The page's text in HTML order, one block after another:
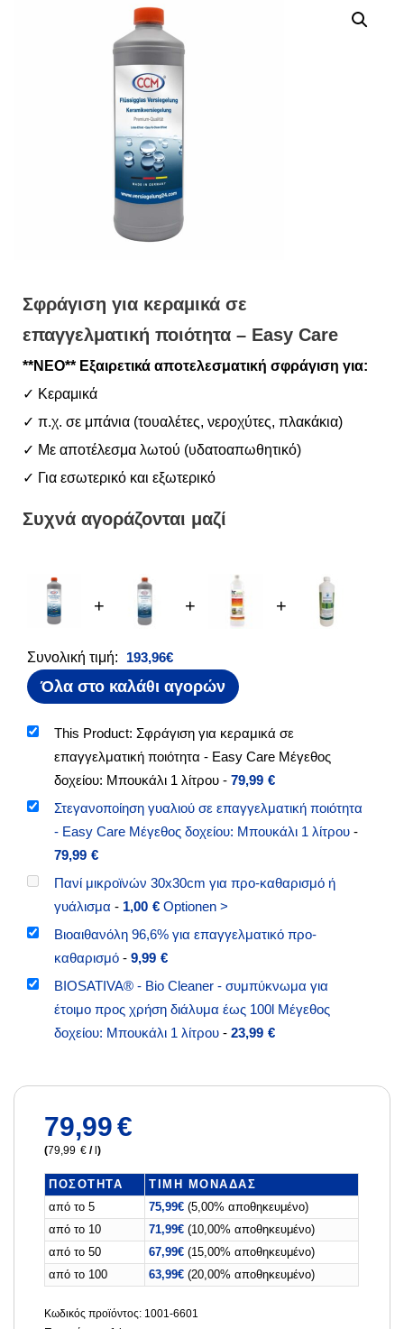
Σφράγιση για κεραμικά σε
επαγγελματική ποιότητα – Easy Care
**ΝΕΟ** Εξαιρετικά αποτελεσματική σφράγιση για:
✓ Κεραμικά
✓ π.χ. σε μπάνια (τουαλέτες, νεροχύτες, πλακάκια)
✓ Με αποτέλεσμα λωτού (υδατοαπωθητικό)
✓ Για εσωτερικό και εξωτερικό
Συχνά αγοράζονται μαζί
+ + +
Συνολική τιμή: 193,96€
Όλα στο καλάθι αγορών
This Product: Σφράγιση για κεραμικά σε
επαγγελματική ποιότητα - Easy Care Μέγεθος
δοχείου: Μπουκάλι 1 λίτρου - 79,99 €
Στεγανοποίηση γυαλιού σε επαγγελματική ποιότητα
- Easy Care Μέγεθος δοχείου: Μπουκάλι 1 λίτρου -
79,99 €
Πανί μικροϊνών 30x30cm για προ-καθαρισμό ή
γυάλισμα - 1,00 € Optionen >
Βιοαιθανόλη 96,6% για επαγγελματικό προ-
καθαρισμό - 9,99 €
BIOSATIVA® - Bio Cleaner - συμπύκνωμα για
έτοιμο προς χρήση διάλυμα έως 100l Μέγεθος
δοχείου: Μπουκάλι 1 λίτρου - 23,99 €
79,99€
(79,99 € / l)
ΠΟΣΌΤΗΤΑ
ΤΙΜΉ ΜΟΝΆΔΑΣ
από το 5
75,99€ (5,00% αποθηκευμένο)
από το 10
71,99€ (10,00% αποθηκευμένο)
από το 50
67,99€ (15,00% αποθηκευμένο)
από το 100
63,99€ (20,00% αποθηκευμένο)
Κωδικός προϊόντος: 1001-6601